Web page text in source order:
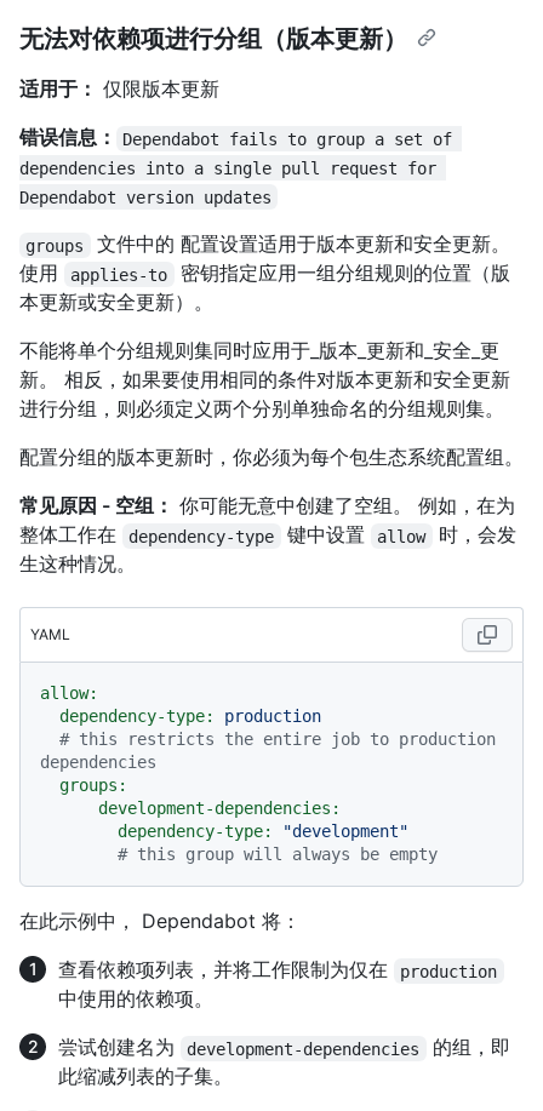
无法对依赖项进行分组（版本更新）
适用于： 仅限版本更新
错误信息：
Dependabot fails to group a set of
dependencies into a single pull request for
Dependabot version updates
groups 文件中的 配置设置适用于版本更新和安全更新。
使用
applies-to
密钥指定应用一组分组规则的位置（版
本更新或安全更新）。
不能将单个分组规则集同时应用于_版本_更新和_安全_更
新。 相反，如果要使用相同的条件对版本更新和安全更新
进行分组，则必须定义两个分别单独命名的分组规则集。
配置分组的版本更新时，你必须为每个包生态系统配置组。
常见原因 - 空组： 你可能无意中创建了空组。 例如，在为
整体工作在
dependency-type 键中设置 allow
时，会发
生这种情况。
YAML
allow:
dependency-type:
production
# this restricts the entire job to production
dependencies
groups:
development-dependencies:
dependency-type:
"development"
# this group will always be empty
在此示例中， Dependabot 将：
查看依赖项列表，并将工作限制为仅在
production
中使用的依赖项。
尝试创建名为
development-dependencies
的组，即
此缩减列表的子集。